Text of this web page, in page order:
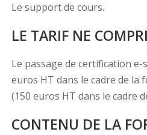
Le support de cours.
LE TARIF NE
Le passage de certification e-
euros HT dans le cadre de la
(150 euros HT dans le cadre
CONTENU DE LA